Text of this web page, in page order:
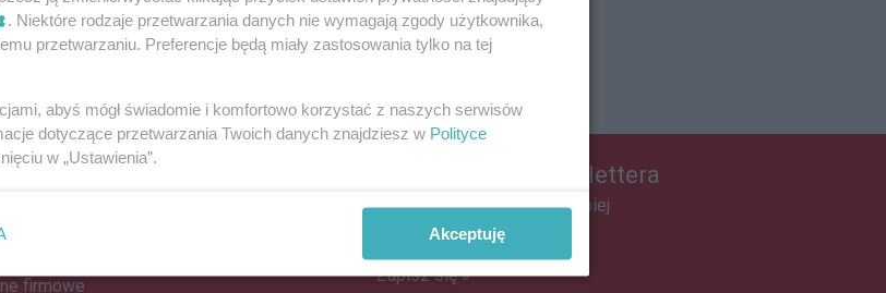
REKLAMA
firmowe
Zapisz się do newslettera
Dołącz do grona ludzi najlepiej
poinformowanych!
Zapisz się »
. Niektóre rodzaje przetwarzania danych nie wymagają zgody użytkownika,
przetwarzaniu. Preferencje będą miały zastosowania tylko na tej
abyś mógł świadomie i komfortowo korzystać z naszych serwisów
dotyczące przetwarzania Twoich danych znajdziesz w Polityce
w „Ustawienia”.
Akceptuję